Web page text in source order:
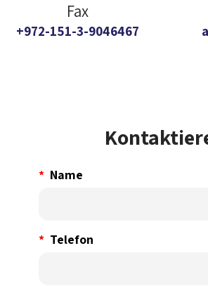
Fax
972-151-3-9046467+
Name
Telefon